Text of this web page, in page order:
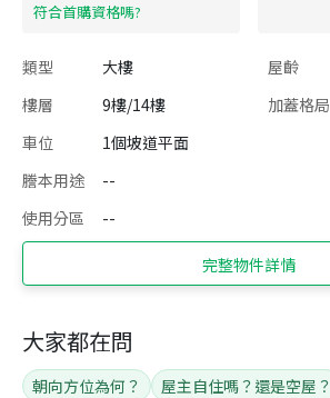
​符合首購資格嗎?
類型 大樓 屋齡
樓層
9樓/14樓 加蓋格局
車位
1個坡道平面
謄本用途
--
使用分區
--
完整物件詳情
大家都在問
朝向方位為何？ 屋主自住嗎？還是空屋？